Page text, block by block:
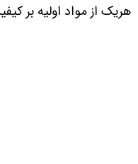
هریک از مواد اولیه بر